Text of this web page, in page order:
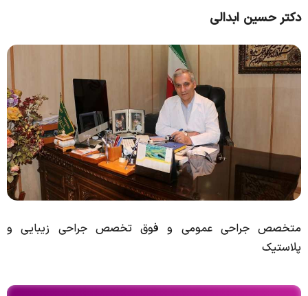
دکتر حسین ابدالی
متخصص جراحی عمومی و فوق تخصص جراحی زیبایی و
پلاستیک